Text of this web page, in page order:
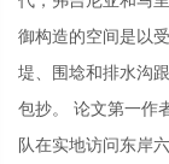
御构造的空间是以
堤、围埝和排水沟
包抄。 论文第一作
队在实地访问东岸